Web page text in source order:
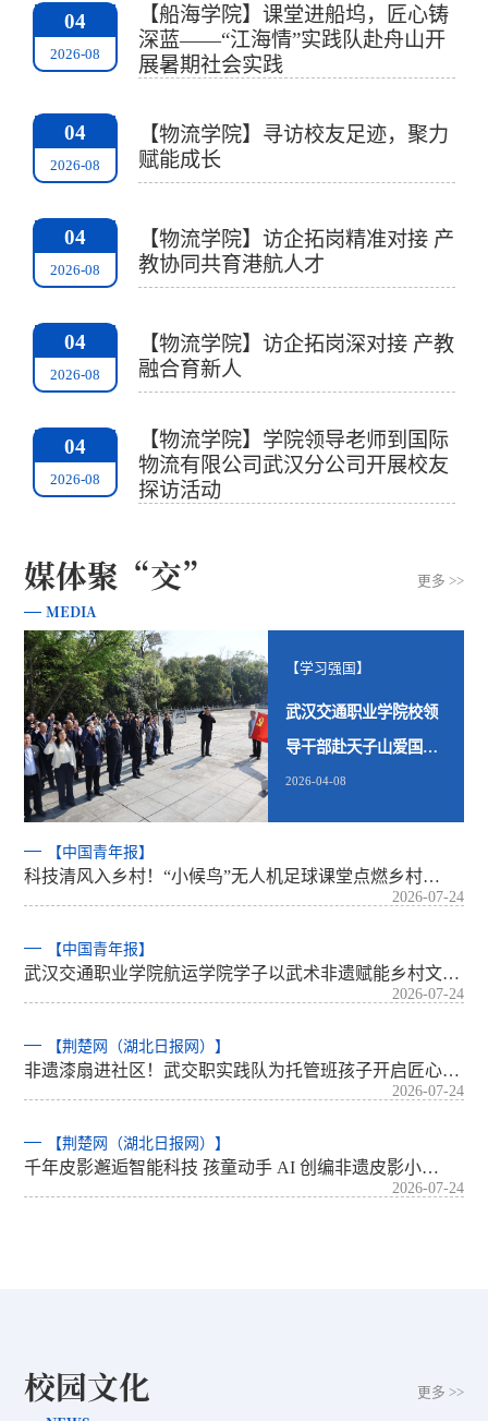
04
2026-08
【船海学院】课堂进船坞，匠心铸
深蓝——“江海情”实践队赴舟山开
展暑期社会实践
04
2026-08
【物流学院】寻访校友足迹，聚力
赋能成长
04
2026-08
【物流学院】访企拓岗精准对接 产
教协同共育港航人才
04
2026-08
【物流学院】访企拓岗深对接 产教
融合育新人
04
2026-08
【物流学院】学院领导老师到国际
物流有限公司武汉分公司开展校友
探访活动
媒体聚“交”
MEDIA
更多 >>
【学习强国】
武汉交通职业学院校领
导干部赴天子山爱国主
义教育基…
2026-04-08
【中国青年报】
科技清风入乡村！“小候鸟”无人机足球课堂点燃乡村…
2026-07-24
【中国青年报】
武汉交通职业学院航运学院学子以武术非遗赋能乡村文…
2026-07-24
【荆楚网（湖北日报网）】
非遗漆扇进社区！武交职实践队为托管班孩子开启匠心…
2026-07-24
【荆楚网（湖北日报网）】
千年皮影邂逅智能科技 孩童动手 AI 创编非遗皮影小…
2026-07-24
校园文化 更多 >>